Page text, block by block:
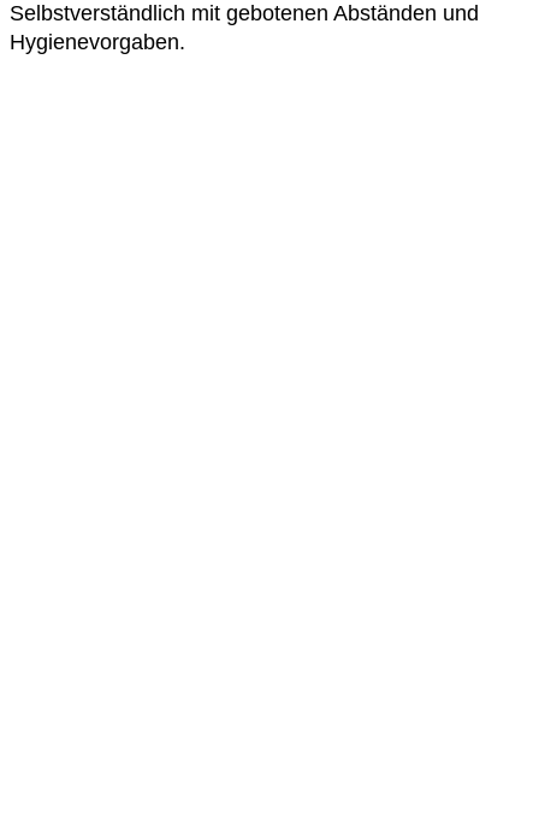
Selbstverständlich mit gebotenen Abständen und
Hygienevorgaben.